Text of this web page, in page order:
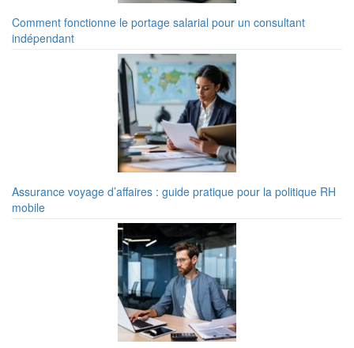
Comment fonctionne le portage salarial pour un consultant
indépendant
Assurance voyage d’affaires : guide pratique pour la politique RH
mobile